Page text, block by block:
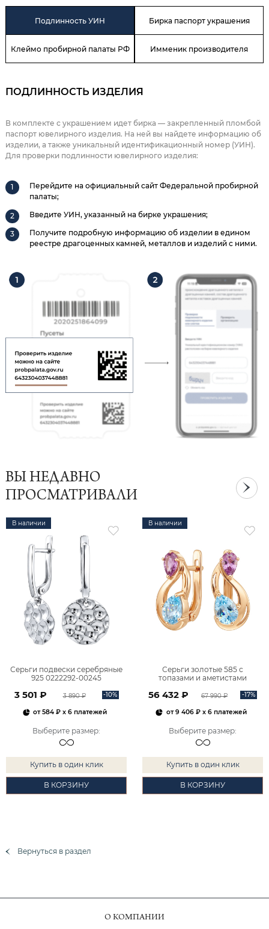
Подлинность УИН Бирка паспорт украшения
Клеймо пробирной палаты РФ Имменик производителя
ПОДЛИННОСТЬ ИЗДЕЛИЯ
В комплекте с украшением идет бирка — закрепленный пломбой
паспорт ювелирного изделия. На ней вы найдете информацию об
изделии, а также уникальный идентификационный номер (УИН).
Для проверки подлинности ювелирного изделия:
Перейдите на официальный сайт Федеральной пробирной
палаты;
Введите УИН, указанный на бирке украшения;
Получите подробную информацию об изделии в едином
реестре драгоценных камней, металлов и изделий с ними.
ВЫ НЕДАВНО
ПРОСМАТРИВАЛИ
В наличии
Серьги подвески серебряные
925 0222292-00245
3 501 ₽ 3 890 ₽ -10%
от584 ₽ x 6 платежей
Выберите размер:
Купить в один клик
В КОРЗИНУ
В наличии
Серьги золотые 585 с
топазами и аметистами
56 432 ₽ 67 990 ₽ -17%
от9 406 ₽x 6 платежей
Выберите размер:
Купить в один клик
В КОРЗИНУ
Вернуться в раздел
О КОМПАНИИ